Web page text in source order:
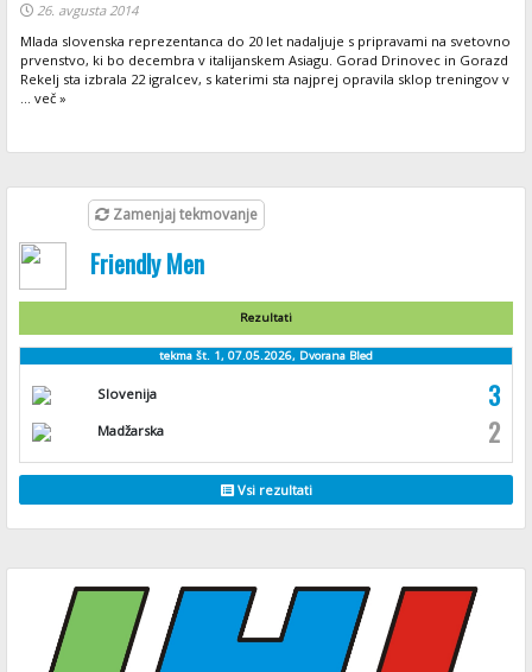
26. avgusta 2014
Mlada slovenska reprezentanca do 20 let nadaljuje s pripravami na svetovno
prvenstvo, ki bo decembra v italijanskem Asiagu. Gorad Drinovec in Gorazd
Rekelj sta izbrala 22 igralcev, s katerimi sta najprej opravila sklop treningov v
... več »
Zamenjaj tekmovanje
Friendly Men
Rezultati
tekma št. 1, 07.05.2026, Dvorana Bled
Slovenija 3
Madžarska 2
Vsi rezultati